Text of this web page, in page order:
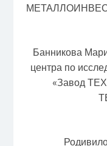
Банникова
центра по
«Завод